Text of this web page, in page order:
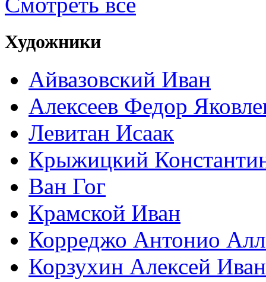
Художники
Айвазовский Иван
Алексеев Федор
Левитан Исаак
Крыжицкий
Ван Гог
Крамской Иван
Корреджо Антонио
Корзухин Алексей